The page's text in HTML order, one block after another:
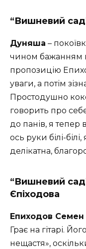
“Вишневий
Дуняша –
чином бажанням
пропозицію
уваги, а потім
Простодушно
говорить про
до панів, я тепер
ось руки білі-
делікатна,
“Вишневий
Єпіходова
Епиходов Семен
Грає на гітарі.
нещастя»,